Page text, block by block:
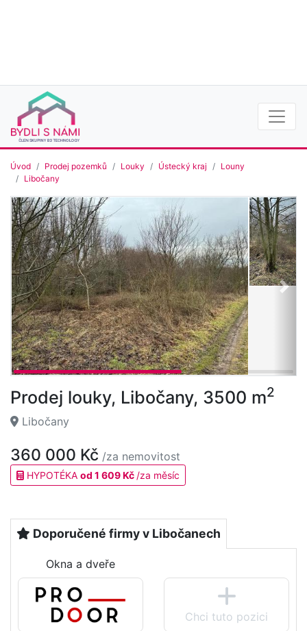
Úvod Prodej pozemků Louky Ústecký kraj
Louny
Libočany
Prodej louky, Libočany, 3500 m2
Libočany
360 000 Kč /za nemovitost
HYPOTÉKA od 1 609 Kč /za měsíc
Doporučené firmy v Libočanech
Okna a dveře
Chci tuto pozici